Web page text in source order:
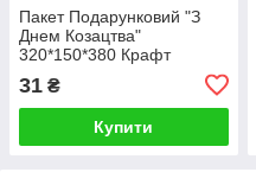
Пакет Подарунковий "З
Днем Козацтва"
320*150*380 Крафт
символікою
31 ₴
Купити